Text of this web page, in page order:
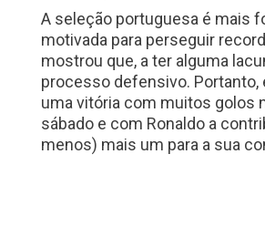
A seleção portuguesa é mais
motivada para perseguir
mostrou que, a ter alguma
processo defensivo. Portanto,
uma vitória com muitos golos
sábado e com Ronaldo a
menos) mais um para a sua